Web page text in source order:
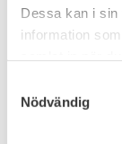
Dessa kan i sin
information
Nödvändig
Mil-Tec
Security